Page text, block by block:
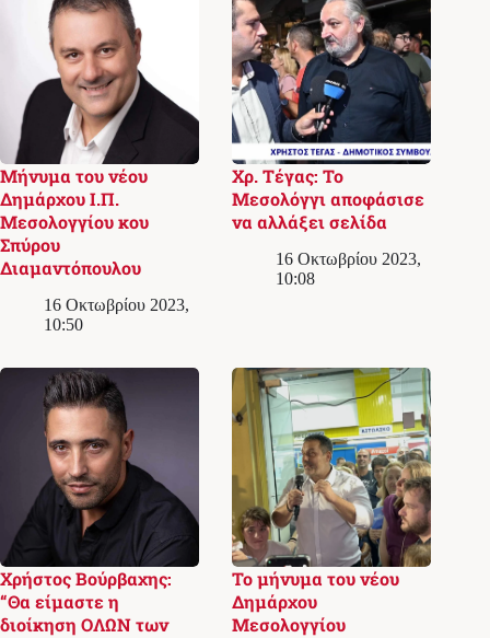
Μήνυμα του νέου
Δημάρχου Ι.Π.
Μεσολογγίου κου
Σπύρου
Διαμαντόπουλου
16 Οκτωβρίου 2023,
10:50
Χρ. Τέγας: Το
Μεσολόγγι αποφάσισε
να αλλάξει σελίδα
16 Οκτωβρίου 2023,
10:08
Χρήστος Βούρβαχης:
“Θα είμαστε η
διοίκηση ΟΛΩΝ των
Το μήνυμα του νέου
Δημάρχου
Μεσολογγίου